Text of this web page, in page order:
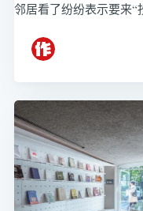
邻居看了纷纷表示要来“